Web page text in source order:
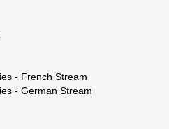
- French Stream
- German Stream